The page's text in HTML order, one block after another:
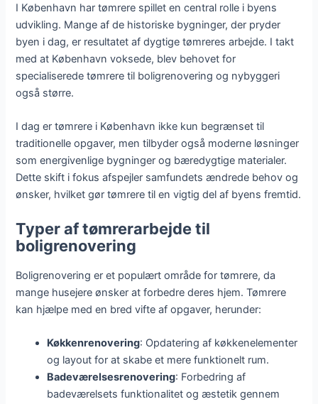
I København har tømrere spillet en central rolle i byens
udvikling. Mange af de historiske bygninger, der pryder
byen i dag, er resultatet af dygtige tømreres arbejde. I takt
med at København voksede, blev behovet for
specialiserede tømrere til boligrenovering og nybyggeri
også større.
I dag er tømrere i København ikke kun begrænset til
traditionelle opgaver, men tilbyder også moderne løsninger
som energivenlige bygninger og bæredygtige materialer.
Dette skift i fokus afspejler samfundets ændrede behov og
ønsker, hvilket gør tømrere til en vigtig del af byens fremtid.
Typer af tømrerarbejde til
boligrenovering
Boligrenovering er et populært område for tømrere, da
mange husejere ønsker at forbedre deres hjem. Tømrere
kan hjælpe med en bred vifte af opgaver, herunder:
Køkkenrenovering: Opdatering af køkkenelementer
og layout for at skabe et mere funktionelt rum.
Badeværelsesrenovering: Forbedring af
badeværelsets funktionalitet og æstetik gennem